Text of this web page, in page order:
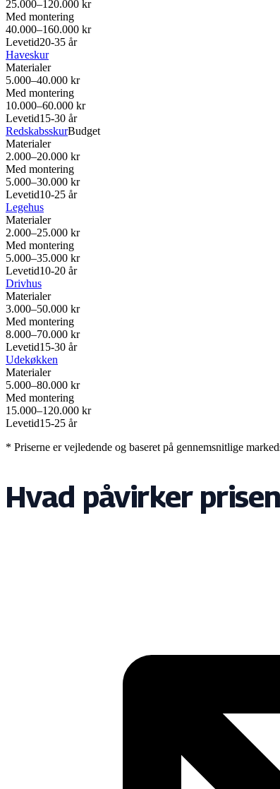
25.000–120.000 kr
Med montering
40.000–160.000 kr
Levetid20-35 år
Haveskur
Materialer
5.000–40.000 kr
Med montering
10.000–60.000 kr
Levetid15-30 år
RedskabsskurBudget
Materialer
2.000–20.000 kr
Med montering
5.000–30.000 kr
Levetid10-25 år
Legehus
Materialer
2.000–25.000 kr
Med montering
5.000–35.000 kr
Levetid10-20 år
Drivhus
Materialer
3.000–50.000 kr
Med montering
8.000–70.000 kr
Levetid15-30 år
Udekøkken
Materialer
5.000–80.000 kr
Med montering
15.000–120.000 kr
Levetid15-25 år
* Priserne er vejledende og baseret på gennemsnitlige
Hvad påvirker